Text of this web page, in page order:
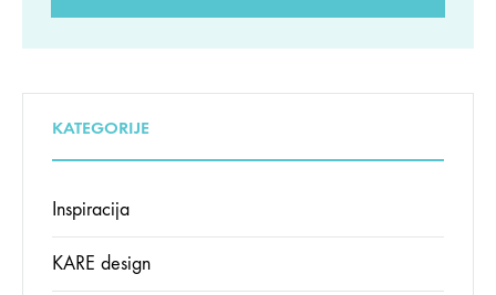
KATEGORIJE
Inspiracija
KARE design